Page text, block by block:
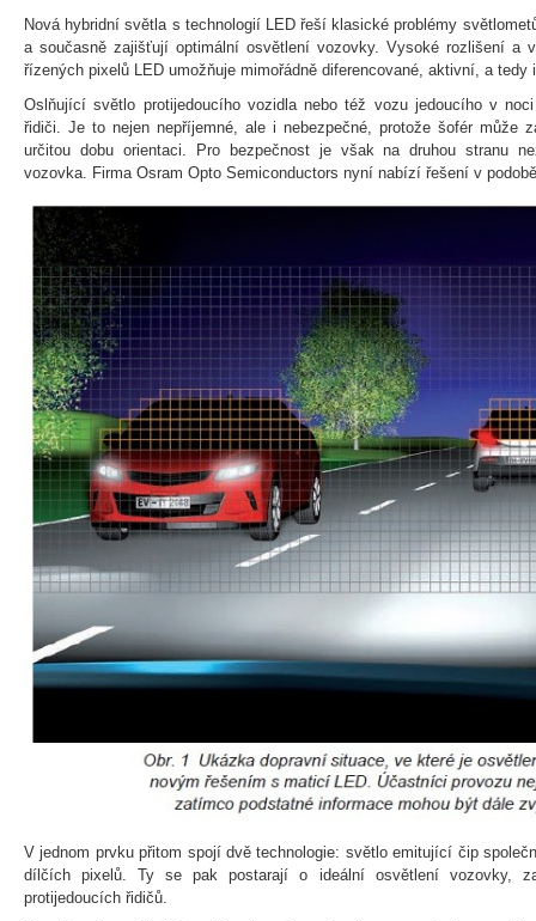
Nová hybridní světla s technologií LED řeší klasické problémy
a současně zajišťují optimální osvětlení vozovky. Vysoké rozlišení a
řízených pixelů LED umožňuje mimořádně diferencované, aktivní, a
Oslňující světlo protijedoucího vozidla nebo též vozu jedoucího v
řidiči. Je to nejen nepříjemné, ale i nebezpečné, protože šofér může
určitou dobu orientaci. Pro bezpečnost je však na druhou stranu
vozovka. Firma Osram Opto Semiconductors nyní nabízí řešení v
V jednom prvku přitom spojí dvě technologie: světlo emitující čip
dílčích pixelů. Ty se pak postarají o ideální osvětlení vozovky,
protijedoucích řidičů.